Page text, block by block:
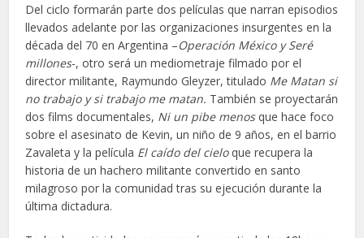
Del ciclo formarán parte dos películas que narran episodios
llevados adelante por las organizaciones insurgentes en la
década del 70 en Argentina –Operación México y Seré
millones-, otro será un mediometraje filmado por el
director militante, Raymundo Gleyzer, titulado Me Matan si
no trabajo y si trabajo me matan. También se proyectarán
dos films documentales, Ni un pibe menosque hace foco
sobre el asesinato de Kevin, un niño de 9 años, en el barrio
Zavaleta y la película El caído del cieloque recupera la
historia de un hachero militante convertido en santo
milagroso por la comunidad tras su ejecución durante la
última dictadura.